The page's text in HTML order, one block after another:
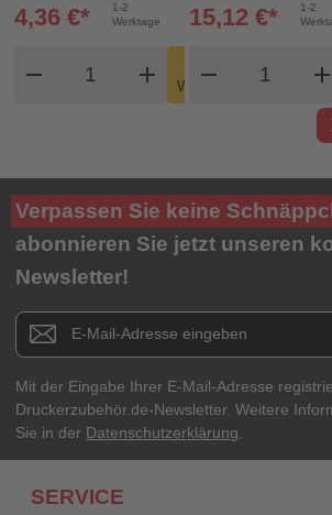
1-2
Werktage
4,36 €*
remove add
Warenkorb
shopping_cart
1-2
15,12 €*
remove
Produkt
add
Verpassen Sie keine
abonnieren Sie jetzt unseren
Newsletter!
Newsletter E-Mail Adresse
Mit der Eingabe Ihrer E-Mail-Adresse
Druckerzubehör.de-Newsletter. Weitere
Sie in der Datenschutzerklärung
SERVICE